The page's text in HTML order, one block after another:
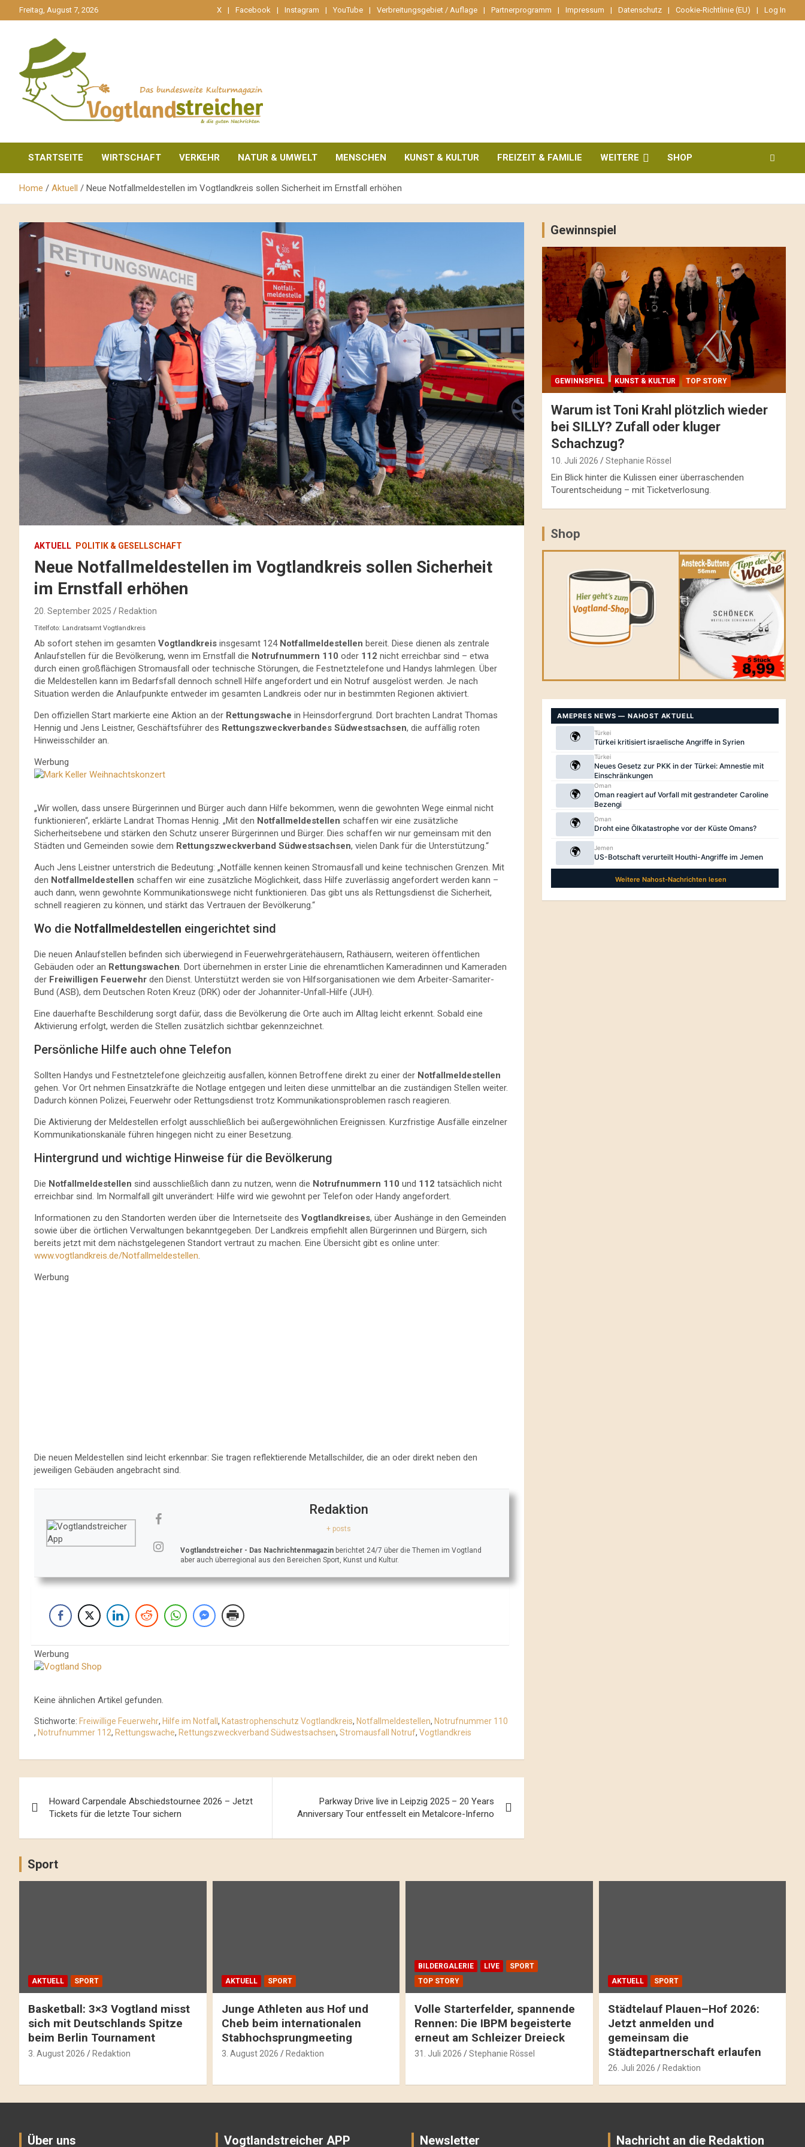
zum
Freitag, August 7, 2026 X Facebook Instagram YouTube Verbreitungsgebiet / Auflage Partnerprogramm Impressum Datenschutz Cookie-Richtlinie (EU) Log In
Vogtlandstreicher
STARTSEITE WIRTSCHAFT VERKEHR NATUR & UMWELT MENSCHEN KUNST & KULTUR FREIZEIT & FAMILIE WEITERE SHOP
Home Aktuell Neue Notfallmeldestellen im Vogtlandkreis sollen Sicherheit im Ernstfall erhöhen
AKTUELL POLITIK & GESELLSCHAFT
Neue Notfallmeldestellen im Vogtlandkreis sollen Sicherheit
im Ernstfall erhöhen
20. September 2025 Redaktion
Titelfoto: Landratsamt Vogtlandkreis
Ab sofort stehen im gesamten Vogtlandkreis insgesamt 124 Notfallmeldestellen bereit. Diese dienen als zentrale
Anlaufstellen für die Bevölkerung, wenn im Ernstfall die Notrufnummern 110 oder 112 nicht erreichbar sind – etwa
durch einen großflächigen Stromausfall oder technische Störungen, die Festnetztelefone und Handys lahmlegen. Über
die Meldestellen kann im Bedarfsfall dennoch schnell Hilfe angefordert und ein Notruf ausgelöst werden. Je nach
Situation werden die Anlaufpunkte entweder im gesamten Landkreis oder nur in bestimmten Regionen aktiviert.
Den offiziellen Start markierte eine Aktion an der Rettungswache in Heinsdorfergrund. Dort brachten Landrat Thomas
Hennig und Jens Leistner, Geschäftsführer des Rettungszweckverbandes Südwestsachsen, die auffällig roten
Hinweisschilder an.
Werbung
„Wir wollen, dass unsere Bürgerinnen und Bürger auch dann Hilfe bekommen, wenn die gewohnten Wege einmal nicht
funktionieren“, erklärte Landrat Thomas Hennig. „Mit den Notfallmeldestellen schaffen wir eine zusätzliche
Sicherheitsebene und stärken den Schutz unserer Bürgerinnen und Bürger. Dies schaffen wir nur gemeinsam mit den
Städten und Gemeinden sowie dem Rettungszweckverband Südwestsachsen, vielen Dank für die Unterstützung.“
Auch Jens Leistner unterstrich die Bedeutung: „Notfälle kennen keinen Stromausfall und keine technischen Grenzen. Mit
den Notfallmeldestellen schaffen wir eine zusätzliche Möglichkeit, dass Hilfe zuverlässig angefordert werden kann –
auch dann, wenn gewohnte Kommunikationswege nicht funktionieren. Das gibt uns als Rettungsdienst die Sicherheit,
schnell reagieren zu können, und stärkt das Vertrauen der Bevölkerung.“
Wo die Notfallmeldestellen eingerichtet sind
Die neuen Anlaufstellen befinden sich überwiegend in Feuerwehrgerätehäusern, Rathäusern, weiteren öffentlichen
Gebäuden oder an Rettungswachen . Dort übernehmen in erster Linie die ehrenamtlichen Kameradinnen und Kameraden
der Freiwilligen Feuerwehr den Dienst. Unterstützt werden sie von Hilfsorganisationen wie dem Arbeiter-Samariter-
Bund (ASB), dem Deutschen Roten Kreuz (DRK) oder der Johanniter-Unfall-Hilfe (JUH).
Eine dauerhafte Beschilderung sorgt dafür, dass die Bevölkerung die Orte auch im Alltag leicht erkennt. Sobald eine
Aktivierung erfolgt, werden die Stellen zusätzlich sichtbar gekennzeichnet.
Persönliche Hilfe auch ohne Telefon
Sollten Handys und Festnetztelefone gleichzeitig ausfallen, können Betroffene direkt zu einer der Notfallmeldestellen
gehen. Vor Ort nehmen Einsatzkräfte die Notlage entgegen und leiten diese unmittelbar an die zuständigen Stellen weiter.
Dadurch können Polizei, Feuerwehr oder Rettungsdienst trotz Kommunikationsproblemen rasch reagieren.
Die Aktivierung der Meldestellen erfolgt ausschließlich bei außergewöhnlichen Ereignissen. Kurzfristige Ausfälle einzelner
Kommunikationskanäle führen hingegen nicht zu einer Besetzung.
Hintergrund und wichtige Hinweise für die Bevölkerung
Die Notfallmeldestellen sind ausschließlich dann zu nutzen, wenn die Notrufnummern 110 und 112 tatsächlich nicht
erreichbar sind. Im Normalfall gilt unverändert: Hilfe wird wie gewohnt per Telefon oder Handy angefordert.
Informationen zu den Standorten werden über die Internetseite des Vogtlandkreises, über Aushänge in den Gemeinden
sowie über die örtlichen Verwaltungen bekanntgegeben. Der Landkreis empfiehlt allen Bürgerinnen und Bürgern, sich
bereits jetzt mit dem nächstgelegenen Standort vertraut zu machen. Eine Übersicht gibt es online unter:
www.vogtlandkreis.de/Notfallmeldestellen
Werbung
Die neuen Meldestellen sind leicht erkennbar: Sie tragen reflektierende Metallschilder, die an oder direkt neben den
jeweiligen Gebäuden angebracht sind.
Redaktion
+ posts
Vogtlandstreicher - Das Nachrichtenmagazin berichtet 24/7 über die Themen im Vogtland
aber auch überregional aus den Bereichen Sport, Kunst und Kultur.
Werbung
Keine ähnlichen Artikel gefunden.
Stichworte: Freiwillige Feuerwehr, Hilfe im Notfall, Katastrophenschutz Vogtlandkreis, Notfallmeldestellen, Notrufnummer 110
, Notrufnummer 112, Rettungswache, Rettungszweckverband Südwestsachsen, Stromausfall Notruf, Vogtlandkreis
Navigation
Howard Carpendale Abschiedstournee 2026 – Jetzt
Tickets für die letzte Tour sichern
Parkway Drive live in Leipzig 2025 – 20 Years
Anniversary Tour entfesselt ein Metalcore-Inferno
Gewinnspiel
GEWINNSPIEL KUNST & KULTUR TOP STORY
Warum ist Toni Krahl plötzlich wieder
bei SILLY? Zufall oder kluger
Schachzug?
10. Juli 2026 Stephanie Rössel
Ein Blick hinter die Kulissen einer überraschenden
Tourentscheidung – mit Ticketverlosung.
Shop
Sport
AKTUELL SPORT
Basketball: 3×3 Vogtland misst
sich mit Deutschlands Spitze
beim Berlin Tournament
3. August 2026 Redaktion
AKTUELL SPORT
Junge Athleten aus Hof und
Cheb beim internationalen
Stabhochsprungmeeting
3. August 2026 Redaktion
BILDERGALERIE LIVE
SPORT
TOP STORY
Volle Starterfelder, spannende
Rennen: Die IBPM begeisterte
erneut am Schleizer Dreieck
31. Juli 2026 Stephanie Rössel
AKTUELL SPORT
Städtelauf Plauen–Hof 2026:
Jetzt anmelden und
gemeinsam die
Städtepartnerschaft erlaufen
26. Juli 2026 Redaktion
Über uns Vogtlandstreicher APP Newsletter Nachricht an die Redaktion